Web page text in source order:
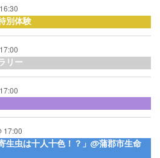
別体験
リー
17:00
生虫は十人十色！？」@蒲郡市生命